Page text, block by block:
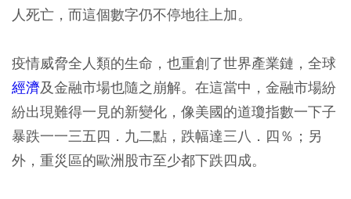
人死亡，而這個數字仍不停地往上加。
疫情威脅全人類的生命，也重創了世界產業鏈，全球
經濟及金融市場也隨之崩解。在這當中，金融市場紛
紛出現難得一見的新變化，像美國的道瓊指數一下子
暴跌一一三五四．九二點，跌幅達三八．四％；另
外，重災區的歐洲股市至少都下跌四成。